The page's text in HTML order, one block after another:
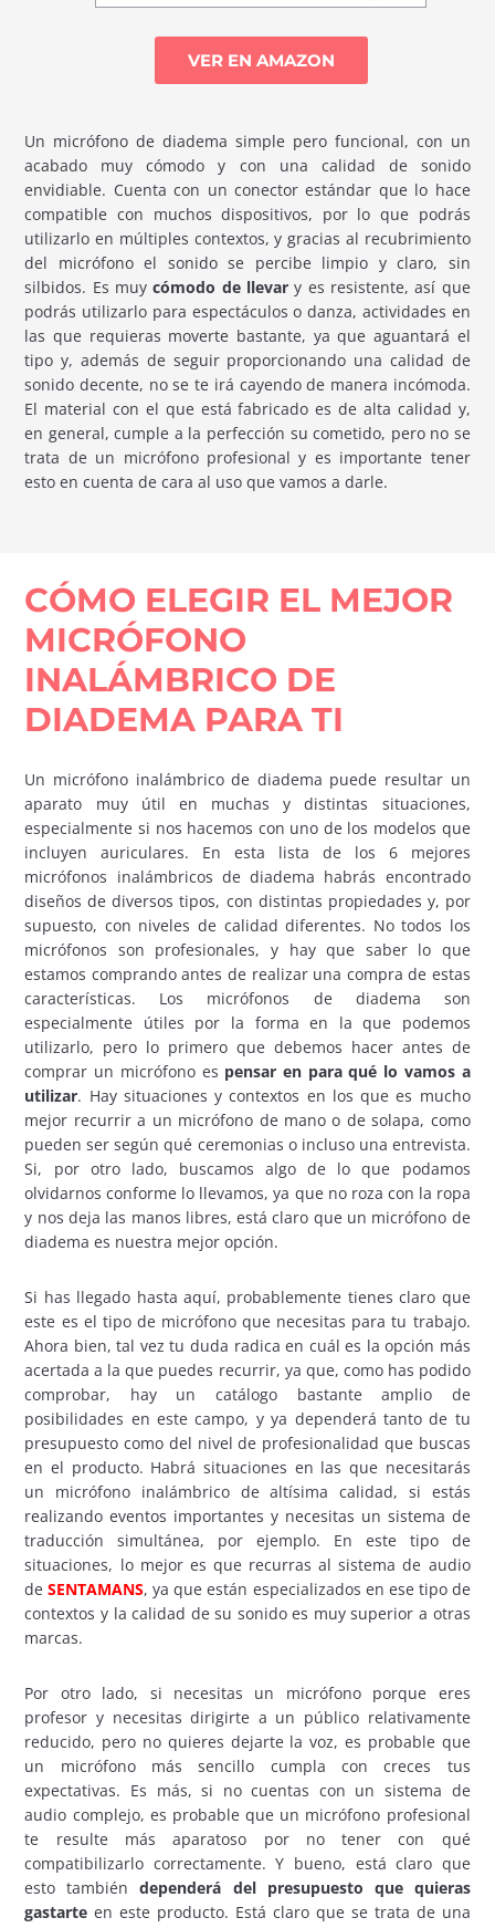
VER EN AMAZON
Un micrófono de diadema simple pero funcional, con un
acabado muy cómodo y con una calidad de sonido
envidiable. Cuenta con un conector estándar que lo hace
compatible con muchos dispositivos, por lo que podrás
utilizarlo en múltiples contextos, y gracias al recubrimiento
del micrófono el sonido se percibe limpio y claro, sin
silbidos. Es muycómodo de llevar y es resistente, así que
podrás utilizarlo para espectáculos o danza, actividades en
las que requieras moverte bastante, ya que aguantará el
tipo y, además de seguir proporcionando una calidad de
sonido decente, no se te irá cayendo de manera incómoda.
El material con el que está fabricado es de alta calidad y,
en general, cumple a la perfección su cometido, pero no se
trata de un micrófono profesional y es importante tener
esto en cuenta de cara al uso que vamos a darle.
CÓMO ELEGIR EL MEJOR
MICRÓFONO
INALÁMBRICO DE
DIADEMA PARA TI
Un micrófono inalámbrico de diadema puede resultar un
aparato muy útil en muchas y distintas situaciones,
especialmente si nos hacemos con uno de los modelos que
incluyen auriculares. En esta lista de los 6 mejores
micrófonos inalámbricos de diadema habrás encontrado
diseños de diversos tipos, con distintas propiedades y, por
supuesto, con niveles de calidad diferentes. No todos los
micrófonos son profesionales, y hay que saber lo que
estamos comprando antes de realizar una compra de estas
características. Los micrófonos de diadema son
especialmente útiles por la forma en la que podemos
utilizarlo, pero lo primero que debemos hacer antes de
comprar un micrófono es pensar en para qué lo vamos a
utilizar. Hay situaciones y contextos en los que es mucho
mejor recurrir a un micrófono de mano o de solapa, como
pueden ser según qué ceremonias o incluso una entrevista.
Si, por otro lado, buscamos algo de lo que podamos
olvidarnos conforme lo llevamos, ya que no roza con la ropa
y nos deja las manos libres, está claro que un micrófono de
diadema es nuestra mejor opción.
Si has llegado hasta aquí, probablemente tienes claro que
este es el tipo de micrófono que necesitas para tu trabajo.
Ahora bien, tal vez tu duda radica en cuál es la opción más
acertada a la que puedes recurrir, ya que, como has podido
comprobar, hay un catálogo bastante amplio de
posibilidades en este campo, y ya dependerá tanto de tu
presupuesto como del nivel de profesionalidad que buscas
en el producto. Habrá situaciones en las que necesitarás
un micrófono inalámbrico de altísima calidad, si estás
realizando eventos importantes y necesitas un sistema de
traducción simultánea, por ejemplo. En este tipo de
situaciones, lo mejor es que recurras al sistema de audio
deSENTAMANS, ya que están especializados en ese tipo de
contextos y la calidad de su sonido es muy superior a otras
marcas.
Por otro lado, si necesitas un micrófono porque eres
profesor y necesitas dirigirte a un público relativamente
reducido, pero no quieres dejarte la voz, es probable que
un micrófono más sencillo cumpla con creces tus
expectativas. Es más, si no cuentas con un sistema de
audio complejo, es probable que un micrófono profesional
te resulte más aparatoso por no tener con qué
compatibilizarlo correctamente. Y bueno, está claro que
esto tambiéndependerá del presupuesto que quieras
gastarte en este producto. Está claro que se trata de una